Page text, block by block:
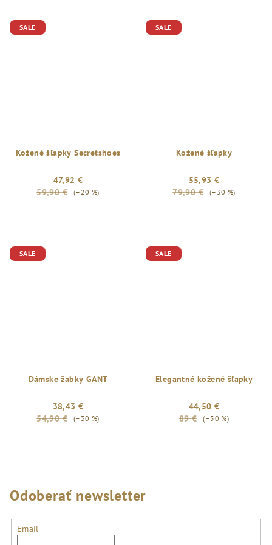
SALE
Kožené šľapky Secretshoes
47,92 €
59,90 €
(–20 %)
SALE
Kožené šľapky
55,93 €
79,90 €
(–30 %)
SALE
Dámske žabky GANT
38,43 €
54,90 €
(–30 %)
SALE
Elegantné kožené šľapky
44,50 €
89 €
(–50 %)
Odoberať newsletter
Email